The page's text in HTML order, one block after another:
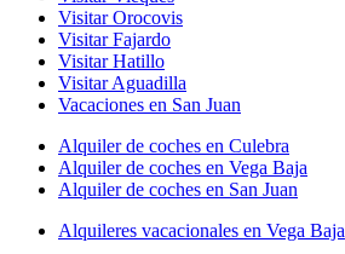
Visitar Orocovis
Visitar Fajardo
Visitar Hatillo
Visitar Aguadilla
Vacaciones en San Juan
Alquiler de coches en Culebra
Alquiler de coches en Vega Baja
Alquiler de coches en San Juan
Alquileres vacacionales en Vega Baja